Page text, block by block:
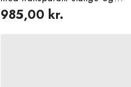
pumpe
985,00 kr.